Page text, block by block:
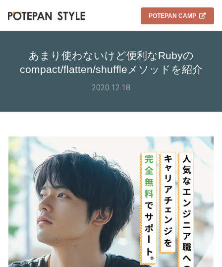
POTEPAN CAMP
あまり使わないけど便利なRubyの
compact/flatten/shuffleメソッドを紹介
2020.12.18